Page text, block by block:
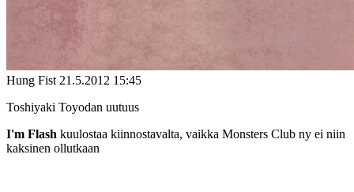
Hung Fist 21.5.2012 15:45
Toshiyaki Toyodan uutuus
I'm Flash kuulostaa kiinnostavalta, vaikka Monsters Club ny ei niin
kaksinen ollutkaan